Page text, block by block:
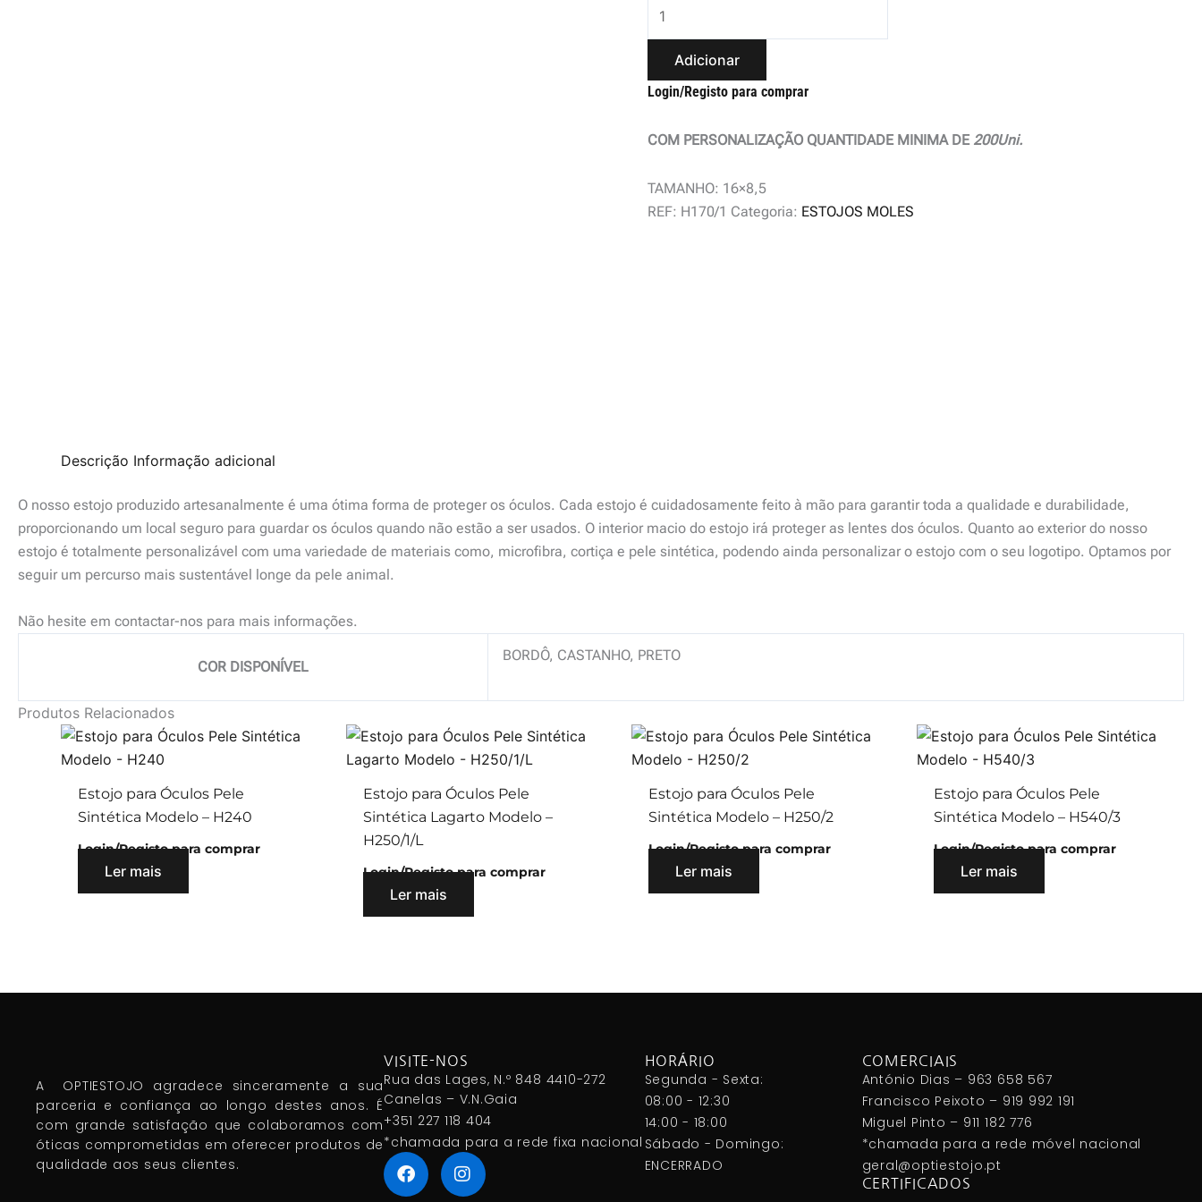
Adicionar
Login/Registo para comprar
COM PERSONALIZAÇÃO QUANTIDADE MINIMA DE 200Uni.
TAMANHO: 16×8,5
REF: H170/1 Categoria: ESTOJOS MOLES
Descrição Informação adicional
O nosso estojo produzido artesanalmente é uma ótima forma de proteger os óculos. Cada estojo é cuidadosamente feito à mão para garantir toda a qualidade e durabilidade,
proporcionando um local seguro para guardar os óculos quando não estão a ser usados. O interior macio do estojo irá proteger as lentes dos óculos. Quanto ao exterior do nosso
estojo é totalmente personalizável com uma variedade de materiais como, microfibra, cortiça e pele sintética, podendo ainda personalizar o estojo com o seu logotipo. Optamos por
seguir um percurso mais sustentável longe da pele animal.
Não hesite em contactar-nos para mais informações.
COR DISPONÍVEL
BORDÔ, CASTANHO, PRETO
Produtos Relacionados
Estojo para Óculos Pele
Sintética Modelo – H240
Login/Registo para comprar
Ler mais
Estojo para Óculos Pele
Sintética Lagarto Modelo –
H250/1/L
Login/Registo para comprar
Ler mais
Estojo para Óculos Pele
Sintética Modelo – H250/2
Login/Registo para comprar
Ler mais
Estojo para Óculos Pele
Sintética Modelo – H540/3
Login/Registo para comprar
Ler mais
A OPTIESTOJO agradece sinceramente a sua
parceria e confiança ao longo destes anos. É
com grande satisfação que colaboramos com
óticas comprometidas em oferecer produtos de
qualidade aos seus clientes.
VISITE-NOS
Rua das Lages, N.º 848 4410-272
Canelas – V.N.Gaia
+351 227 118 404
*chamada para a rede fixa nacional
HORÁRIO
Segunda - Sexta:
08:00 - 12:30
14:00 - 18:00
Sábado - Domingo:
ENCERRADO
COMERCIAIS
António Dias – 963 658 567
Francisco Peixoto – 919 992 191
Miguel Pinto – 911 182 776
*chamada para a rede móvel nacional
geral@optiestojo.pt
CERTIFICADOS